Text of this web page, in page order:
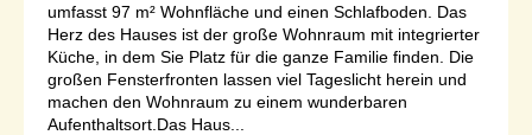
umfasst 97 m² Wohnfläche und einen Schlafboden. Das
Herz des Hauses ist der große Wohnraum mit integrierter
Küche, in dem Sie Platz für die ganze Familie finden. Die
großen Fensterfronten lassen viel Tageslicht herein und
machen den Wohnraum zu einem wunderbaren
Aufenthaltsort.Das Haus...